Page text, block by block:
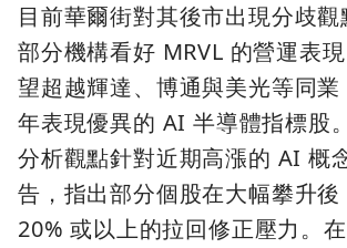
目前華爾街對其後市出現分歧觀
部分機構看好 MRVL 的營運表
望超越輝達、博通與美光等同
年表現優異的 AI 半導體指標股
分析觀點針對近期高漲的 AI 概
告，指出部分個股在大幅攀升後
20% 或以上的拉回修正壓力。